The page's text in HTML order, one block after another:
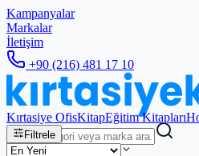
Kampanyalar
Markalar
İletişim
+90 (216) 481 17 10
Kırtasiye OfisKitapEğitim Kitapları
Filtrele